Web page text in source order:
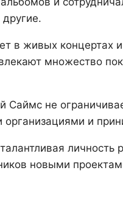
в живых концертах
множество
Саймс не
организациями и
личность
новыми